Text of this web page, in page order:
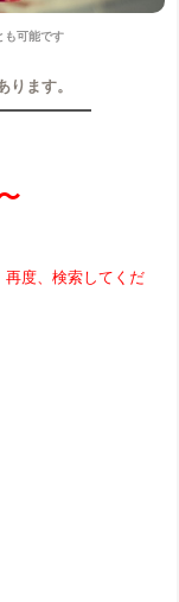
も可能です
ります。
度、検索してくだ